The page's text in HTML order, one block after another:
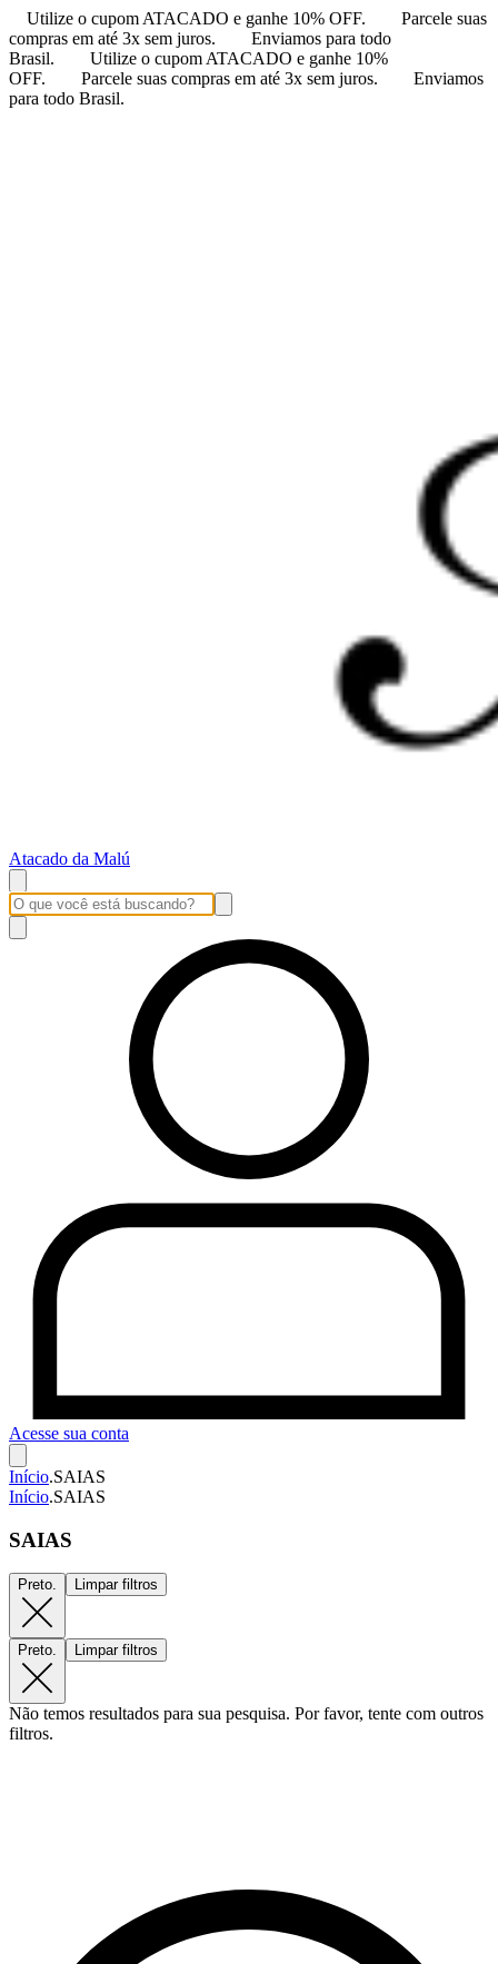
Utilize o cupom ATACADO e ganhe 10% OFF.
Parcele suas
compras em até 3x sem juros.
Enviamos para todo
Brasil.
Utilize o cupom ATACADO e ganhe 10%
OFF.
Parcele suas compras em até 3x sem juros.
Enviamos
para todo Brasil.
Atacado da Malú
Acesse sua conta
Início.SAIAS
Início.SAIAS
SAIAS
Preto. Limpar filtros
Preto. Limpar filtros
Não temos resultados para sua pesquisa. Por favor, tente com outros
filtros.